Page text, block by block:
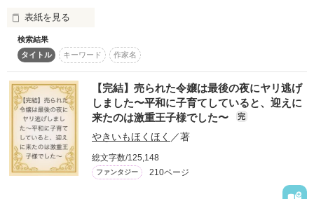
表紙を見る
月の魔法がかかるとき、恋が始まる……。
みほ.Ｈさん、kooriさん、よっしーさん
tomoさん、はなさんさん、レビューありがとうございます。
検索結果
タイトル
キーワード 作家名
【完結】売られた令嬢は最後の夜にヤリ逃げ
しました〜平和に子育てしていると、迎えに
来たのは激重王子様でした〜
完
やきいもほくほく ／著
総文字数/125,148
ファンタジー 210ページ